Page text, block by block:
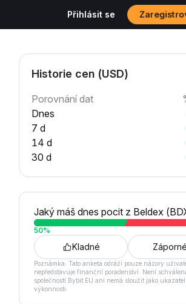
Přihlásit se
Historie cen (USD)
Porovnání dat
Dnes
7 d
14 d
30 d
Jaký máš dnes pocit z Beldex
50%
Kladné Záporné
Poznámka: Tato anketa odráží pouze názory
nepředstavuje finanční poradenství. Není
společností Bybit EU ani nemá sloužit jako
výkonnosti.